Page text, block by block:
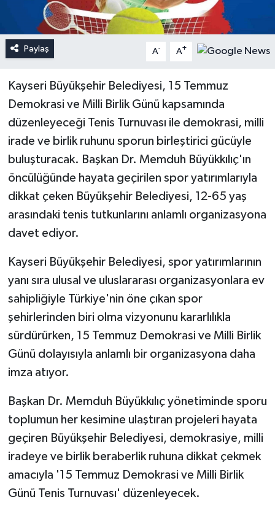
Paylaş A- A+
Kayseri Büyükşehir Belediyesi, 15 Temmuz
Demokrasi ve Milli Birlik Günü kapsamında
düzenleyeceği Tenis Turnuvası ile demokrasi, milli
irade ve birlik ruhunu sporun birleştirici gücüyle
buluşturacak. Başkan Dr. Memduh Büyükkılıç'ın
öncülüğünde hayata geçirilen spor yatırımlarıyla
dikkat çeken Büyükşehir Belediyesi, 12-65 yaş
arasındaki tenis tutkunlarını anlamlı organizasyona
davet ediyor.
Kayseri Büyükşehir Belediyesi, spor yatırımlarının
yanı sıra ulusal ve uluslararası organizasyonlara ev
sahipliğiyle Türkiye'nin öne çıkan spor
şehirlerinden biri olma vizyonunu kararlılıkla
sürdürürken, 15 Temmuz Demokrasi ve Milli Birlik
Günü dolayısıyla anlamlı bir organizasyona daha
imza atıyor.
Başkan Dr. Memduh Büyükkılıç yönetiminde sporu
toplumun her kesimine ulaştıran projeleri hayata
geçiren Büyükşehir Belediyesi, demokrasiye, milli
iradeye ve birlik beraberlik ruhuna dikkat çekmek
amacıyla '15 Temmuz Demokrasi ve Milli Birlik
Günü Tenis Turnuvası' düzenleyecek.